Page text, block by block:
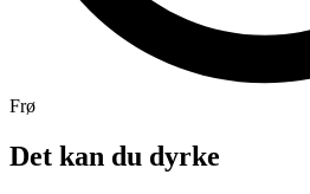
Frø
Det kan du dyrke